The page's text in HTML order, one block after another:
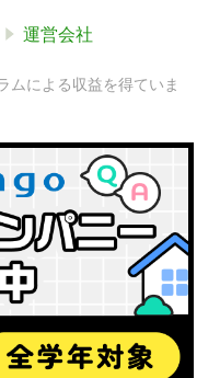
運営会社
ムによる収益を得ていま